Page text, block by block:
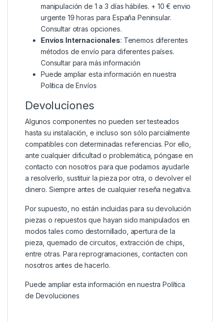
manipulación de 1 a 3 días hábiles. + 10 € envio
urgente 19 horas para España Peninsular.
Consultar otras opciones.
Envíos Internacionales: Tenemos diferentes
métodos de envío para diferentes países.
Consultar para más información
Puede ampliar esta información en nuestra
Política de Envíos
Devoluciones
Algunos componentes no pueden ser testeados
hasta su instalación, e incluso son sólo parcialmente
compatibles con determinadas referencias. Por ello,
ante cualquier dificultad o problemática, póngase en
contacto con nosotros para que podamos ayudarle
a resolverlo, sustituir la pieza por otra, o devolver el
dinero. Siempre antes de cualquier reseña negativa.
Por supuesto, no están incluidas para su devolución
piezas o repuestos que hayan sido manipulados en
modos tales como destornillado, apertura de la
pieza, quemado de circuitos, extracción de chips,
entre otras. Para reprogramaciones, contacten con
nosotros antes de hacerlo.
Puede ampliar esta información en nuestraPolítica
de Devoluciones